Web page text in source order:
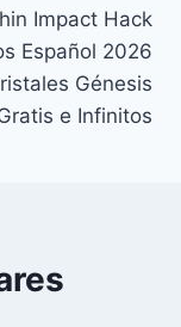
Impact Hack
Español 2026
Génesis
e Infinitos